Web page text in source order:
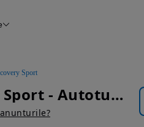
Sport
Land Rover Discovery Sport - Autoturisme